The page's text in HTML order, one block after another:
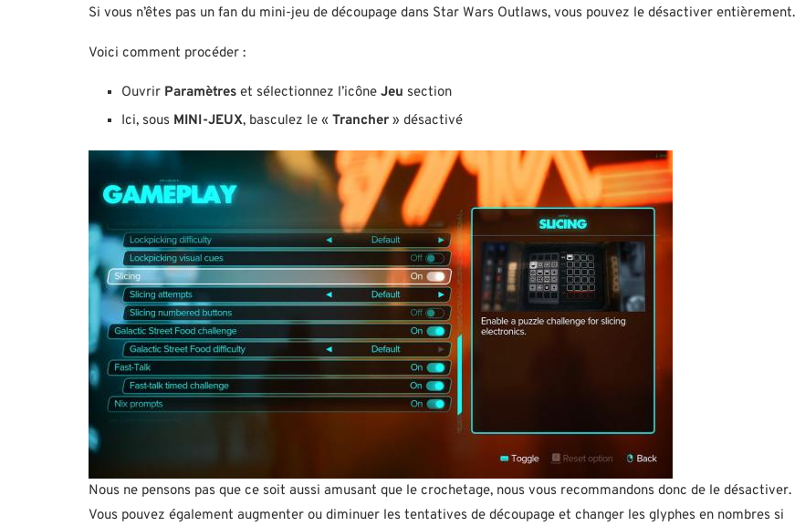
Si vous n’êtes pas un fan du mini-jeu de découpage dans Star Wars Outlaws, vous pouvez le désactiver entièrement.
Voici comment procéder :
Ouvrir Paramètres et sélectionnez l’icône Jeu section
Ici, sous MINI-JEUX, basculez le « Trancher » désactivé
Nous ne pensons pas que ce soit aussi amusant que le crochetage, nous vous recommandons donc de le désactiver.
Vous pouvez également augmenter ou diminuer les tentatives de découpage et changer les glyphes en nombres si